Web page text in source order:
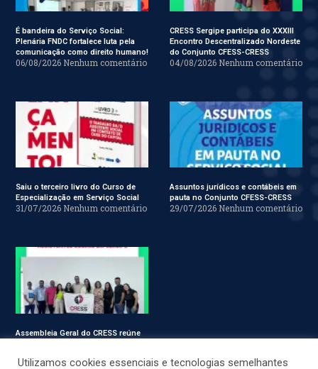
É bandeira do Serviço Social:
Plenária FNDC fortalece luta pela
comunicação como direito humano!
06/08/2026 Nenhum comentário
CRESS Sergipe participa do XXXIII
Encontro Descentralizado Nordeste
do Conjunto CFESS-CRESS
04/08/2026 Nenhum comentário
Saiu o terceiro livro do Curso de
Especialização em Serviço Social
31/07/2026 Nenhum comentário
Assuntos jurídicos e contábeis em
pauta no Conjunto CFESS-CRESS
29/07/2026 Nenhum comentário
Assembleia Geral do CRESS reúne
Utilizamos cookies essenciais e tecnologias semelhantes